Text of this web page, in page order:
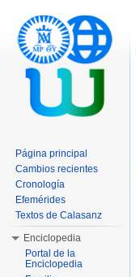
Página principal
Cambios recientes
Cronología
Efemérides
Textos de Calasanz
Enciclopedia
Portal de la
Enciclopedia